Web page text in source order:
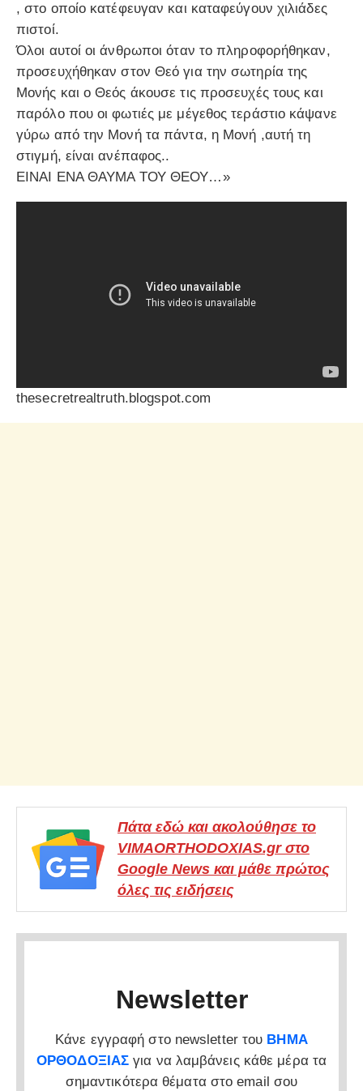
, στο οποίο κατέφευγαν και καταφεύγουν χιλιάδες
πιστοί.
Όλοι αυτοί οι άνθρωποι όταν το πληροφορήθηκαν,
προσευχήθηκαν στον Θεό για την σωτηρία της
Μονής και ο Θεός άκουσε τις προσευχές τους και
παρόλο που οι φωτιές με μέγεθος τεράστιο κάψανε
γύρω από την Μονή τα πάντα, η Μονή ,αυτή τη
στιγμή, είναι ανέπαφος..
ΕΙΝΑΙ ΕΝΑ ΘΑΥΜΑ ΤΟΥ ΘΕΟΥ…»
thesecretrealtruth.blogspot.com
Πάτα εδώ και ακολούθησε το
VIMAORTHODOXIAS.gr στο
Google News και μάθε πρώτος
όλες τις ειδήσεις
Newsletter
Κάνε εγγραφή στο newsletter του ΒΗΜΑ
ΟΡΘΟΔΟΞΙΑΣ για να λαμβάνεις κάθε μέρα τα
σημαντικότερα θέματα στο email σου